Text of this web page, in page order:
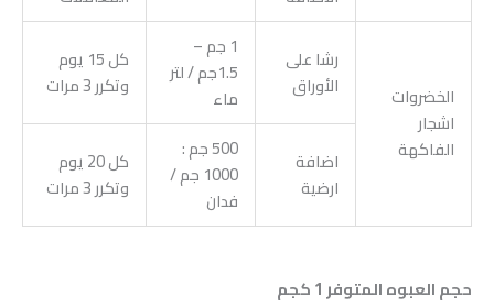
الخضروات
اشجار
الفاكهة
رشا على
الأوراق
1 جم –
1.5جم / لتر
ماء
كل 15 يوم
وتكرر 3 مرات
اضافة
ارضية
500 جم :
1000 جم /
فدان
كل 20 يوم
وتكرر 3 مرات
حجم العبوه المتوفر 1 كجم